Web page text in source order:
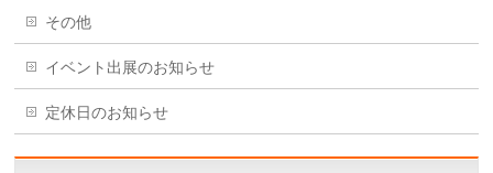
その他
イベント出展のお知らせ
定休日のお知らせ